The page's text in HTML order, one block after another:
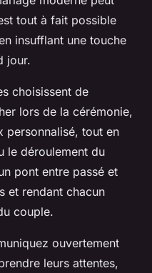
tout à fait possible
insufflant une touche
jour.
choisissent de
lors de la cérémonie,
tout en
le déroulement du
pont entre passé et
et rendant chacun
couple.
ouvertement
leurs attentes,